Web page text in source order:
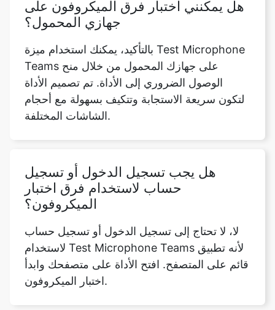
هل يمكنني اختبار فرق الميكروفون على
جهازي المحمول؟
بالتأكيد، يمكنك استخدام ميزة Test Microphone
Teams على جهازك المحمول من خلال منح
الوصول الضروري إلى الأداة. تم تصميم الأداة
لتكون سريعة الاستجابة وتتكيف بسهولة مع أحجام
الشاشات المختلفة.
هل يجب تسجيل الدخول أو تسجيل
حساب لاستخدام فرق اختبار
الميكروفون؟
لا، لا تحتاج إلى تسجيل الدخول أو تسجيل حساب
لاستخدام Test Microphone Teams لأنه تطبيق
قائم على المتصفح. افتح الأداة على متصفحك وابدأ
اختبار الميكروفون.